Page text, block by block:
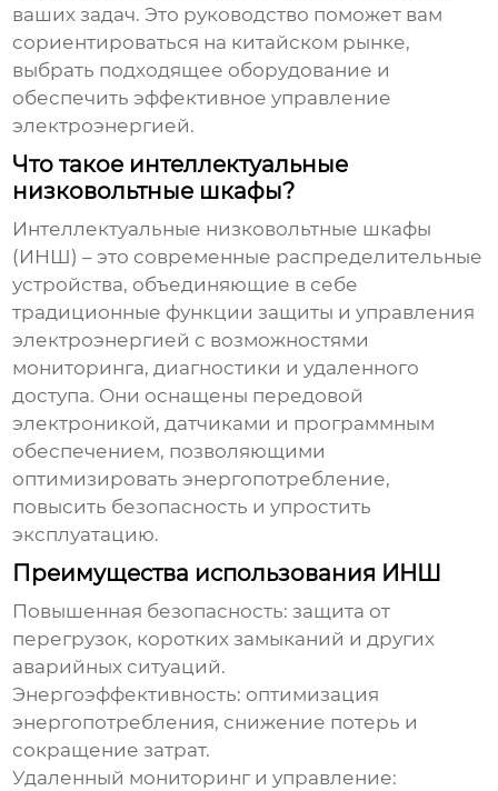
ваших задач. Это руководство поможет вам
сориентироваться на китайском рынке,
выбрать подходящее оборудование и
обеспечить эффективное управление
электроэнергией.
Что такое интеллектуальные
низковольтные шкафы?
Интеллектуальные низковольтные шкафы
(ИНШ) – это современные распределительные
устройства, объединяющие в себе
традиционные функции защиты и управления
электроэнергией с возможностями
мониторинга, диагностики и удаленного
доступа. Они оснащены передовой
электроникой, датчиками и программным
обеспечением, позволяющими
оптимизировать энергопотребление,
повысить безопасность и упростить
эксплуатацию.
Преимущества использования ИНШ
Повышенная безопасность: защита от
перегрузок, коротких замыканий и других
аварийных ситуаций.
Энергоэффективность: оптимизация
энергопотребления, снижение потерь и
сокращение затрат.
Удаленный мониторинг и управление: